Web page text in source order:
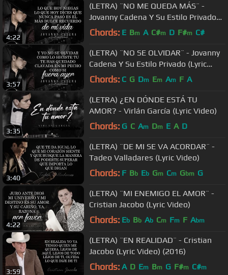
4:22
(LETRA) ¨NO ME QUEDA MÁS¨ -
Jovanny Cadena Y Su Estilo Privado
(Lyric Video)
Chords: E Bm A C#m D F#m C#
3:57
(LETRA) ¨NO SE OLVIDAR¨ - Jovanny
Cadena Y Su Estilo Privado (Lyric
Video)
Chords: C G Dm Em Am F A
3:35
(LETRA) ¿EN DÓNDE ESTÁ TU
AMOR? - Virlán García (Lyric Video)
Chords: G C Am Dm E A D
3:40
(LETRA) ¨DE MI SE VA ACORDAR¨ -
Tadeo Valladares (Lyric Video)
Chords: F Bb Eb Gm Cm Gbm G
4:22
(LETRA) ¨MI ENEMIGO EL AMOR¨ -
Cristian Jacobo (Lyric Video)
Chords: Eb Bb Ab Cm Fm F Abm
3:59
(LETRA) ¨EN REALIDAD¨ - Cristian
Jacobo (Lyric Video) (2016)
Chords: A D Em Bm G F#m C#m